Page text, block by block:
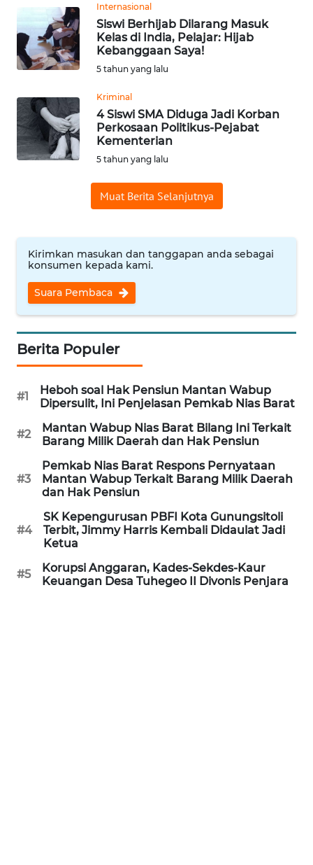
Internasional
Siswi Berhijab Dilarang Masuk
Kelas di India, Pelajar: Hijab
Kebanggaan Saya!
5 tahun yang lalu
Kriminal
4 Siswi SMA Diduga Jadi Korban
Perkosaan Politikus-Pejabat
Kementerian
5 tahun yang lalu
Muat Berita Selanjutnya
Kirimkan masukan dan tanggapan anda sebagai
konsumen kepada kami.
Suara Pembaca
Berita Populer
#1
Heboh soal Hak Pensiun Mantan Wabup
Dipersulit, Ini Penjelasan Pemkab Nias Barat
#2
Mantan Wabup Nias Barat Bilang Ini Terkait
Barang Milik Daerah dan Hak Pensiun
#3
Pemkab Nias Barat Respons Pernyataan
Mantan Wabup Terkait Barang Milik Daerah
dan Hak Pensiun
#4
SK Kepengurusan PBFI Kota Gunungsitoli
Terbit, Jimmy Harris Kembali Didaulat Jadi
Ketua
#5
Korupsi Anggaran, Kades-Sekdes-Kaur
Keuangan Desa Tuhegeo II Divonis Penjara
PADANG
LAWAS
WN
SUMEDANG
WN
CIANJUR
WN
WN
BINJAI
WN
CIREBON
WN
INDRAMAYU
WN
WN
WN